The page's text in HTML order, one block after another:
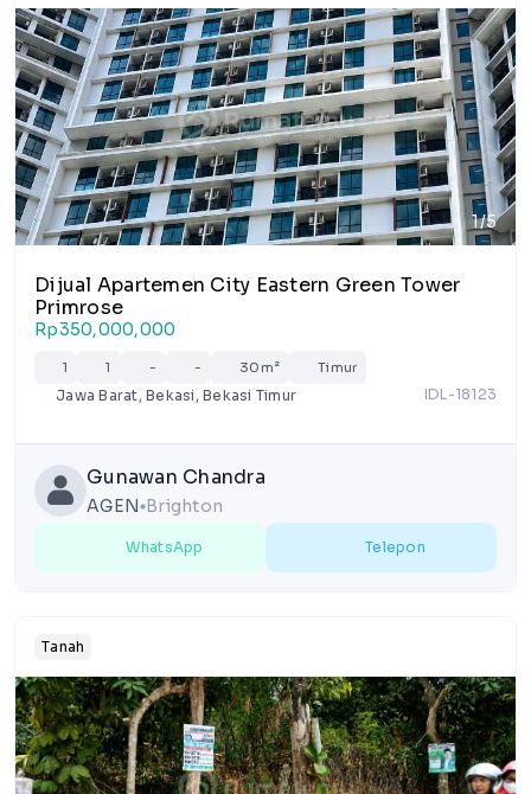
1/5
Dijual Apartemen City Eastern Green Tower
Primrose
Rp350,000,000
1 1 - - 30m² Timur
Jawa Barat, Bekasi, Bekasi Timur IDL-18123
Gunawan Chandra
AGEN lens Brighton
WhatsApp Telepon
Tanah